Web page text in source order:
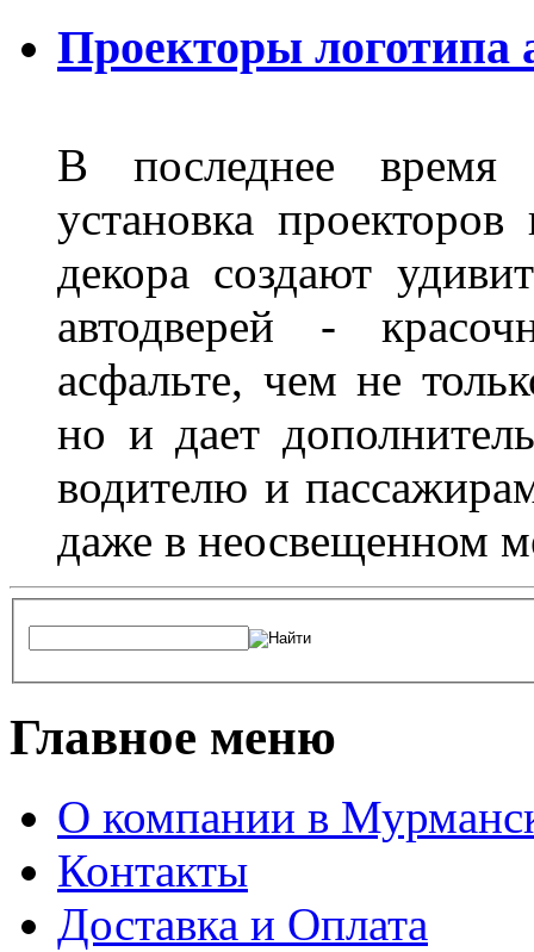
Проекторы логотипа
В последнее время
установка
декора создают
автодверей -
асфальте, чем не
но и дает
водителю и
даже в неосвещенном
Главное меню
О компании в
Контакты
Доставка и Оплата